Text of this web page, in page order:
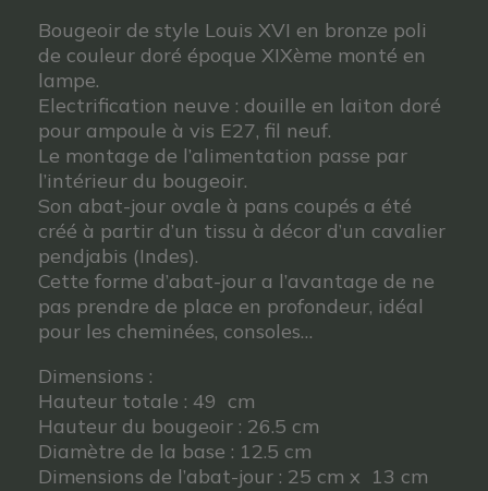
Bougeoir de style Louis XVI en bronze poli
de couleur doré époque XIXème monté en
lampe.
Electrification neuve : douille en laiton doré
pour ampoule à vis E27, fil neuf.
Le montage de l’alimentation passe par
l’intérieur du bougeoir.
Son abat-jour ovale à pans coupés a été
créé à partir d’un tissu à décor d’un cavalier
pendjabis (Indes).
Cette forme d’abat-jour a l’avantage de ne
pas prendre de place en profondeur, idéal
pour les cheminées, consoles…
Dimensions :
Hauteur totale : 49 cm
Hauteur du bougeoir : 26.5 cm
Diamètre de la base : 12.5 cm
Dimensions de l’abat-jour : 25 cm x 13 cm